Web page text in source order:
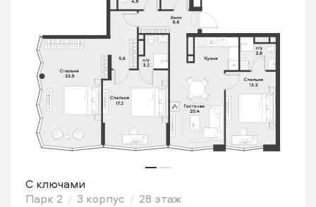
С ключами
Парк 2
3 корпус 28 этаж